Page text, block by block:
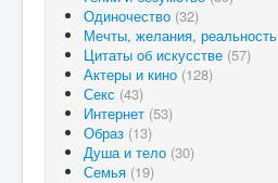
Одиночество (32)
Мечты, желания, реальность
Цитаты об искусстве (57)
Актеры и кино (128)
Секс (43)
Интернет (53)
Образ (13)
Душа и тело (30)
Семья (19)